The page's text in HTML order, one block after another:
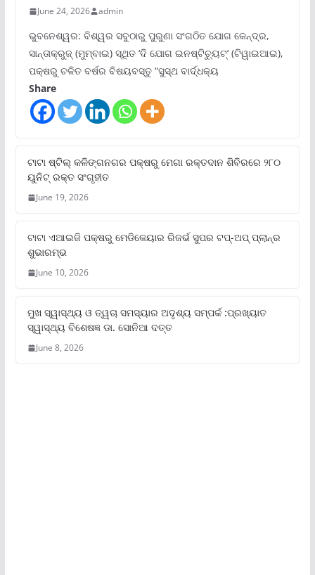
June 24, 2026 admin
ଭୁବନେଶ୍ୱର: ବିଶ୍ୱର ସବୁଠାରୁ ପୁରୁଣା ସଂଗଠିତ ଯୋଗ କେନ୍ଦ୍ର,
ସାନ୍ତାକ୍ରୁଜ୍ (ମୁମ୍ବାଇ) ସ୍ଥିତ ‘ଦି ଯୋଗ ଇନଷ୍ଟିଚ୍ୟୁଟ୍‌’ (ଟିୱାଇଆଇ),
ପକ୍ଷରୁ ଚଳିତ ବର୍ଷର ବିଷୟବସ୍ତୁ “ସୁସ୍ଥ ବାର୍ଦ୍ଧକ୍ୟ
Share
ଟାଟା ଷ୍ଟିଲ୍‌ କଳିଙ୍ଗନଗର ପକ୍ଷରୁ ମେଗା ରକ୍ତଦାନ ଶିବିରରେ ୨୮୦
ୟୁନିଟ୍‌ ରକ୍ତ ସଂଗୃହୀତ
June 19, 2026
ଟାଟା ଏଆଇଜି ପକ୍ଷରୁ ମେଡିକେୟାର ରିଜର୍ଭ ସୁପର ଟପ୍‌-ଅପ୍ ପ୍ଲାନ୍‌ର
ଶୁଭାରମ୍ଭ
June 10, 2026
ମୁଖ ସ୍ୱାସ୍ଥ୍ୟ ଓ ତ୍ୱଚା ସମସ୍ୟାର ଅଦୃଶ୍ୟ ସମ୍ପର୍କ :ପ୍ରଖ୍ୟାତ
ସ୍ୱାସ୍ଥ୍ୟ ବିଶେଷଜ୍ଞ ଡା. ସୋନିଆ ଦତ୍ତ
June 8, 2026